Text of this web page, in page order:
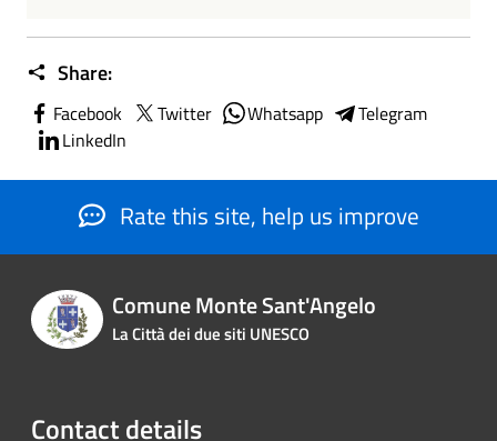
Share:
Facebook Twitter Whatsapp
Telegram
LinkedIn
Rate this site, help us improve
Comune Monte Sant'Angelo
La Città dei due siti UNESCO
Contact details